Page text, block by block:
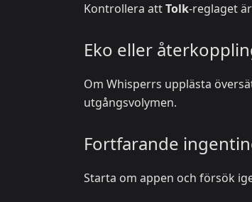
Kontrollera attTolk-reglaget
Eko eller
Om Whisperrs upplästa
utgångsvolymen.
Fortfarande
Starta om appen och försök